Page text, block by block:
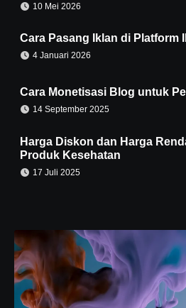
10 Mei 2026
Cara Pasang Iklan di Platform
4 Januari 2026
Cara Monetisasi Blog untuk
14 September 2025
Harga Diskon dan Harga
Produk Kesehatan
17 Juli 2025